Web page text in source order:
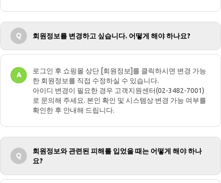
회원정보를 변경하고 싶습니다. 어떻게 해야 하나요?
로그인 후 쇼핑몰 상단 [회원정보]를 클릭하시면 변경 가능
한 회원정보를 직접 수정하실 수 있습니다.
아이디 변경이 필요한 경우 고객지원센터(02-3482-7001)
로 문의해 주세요. 본인 확인 및 시스템상 변경 가능 여부를
확인한 후 안내해 드립니다.
회원정보와 관련된 피해를 입었을 때는 어떻게 해야 하나
요?